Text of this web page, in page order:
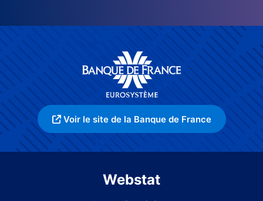
Voir le site de la Banque de France
Webstat